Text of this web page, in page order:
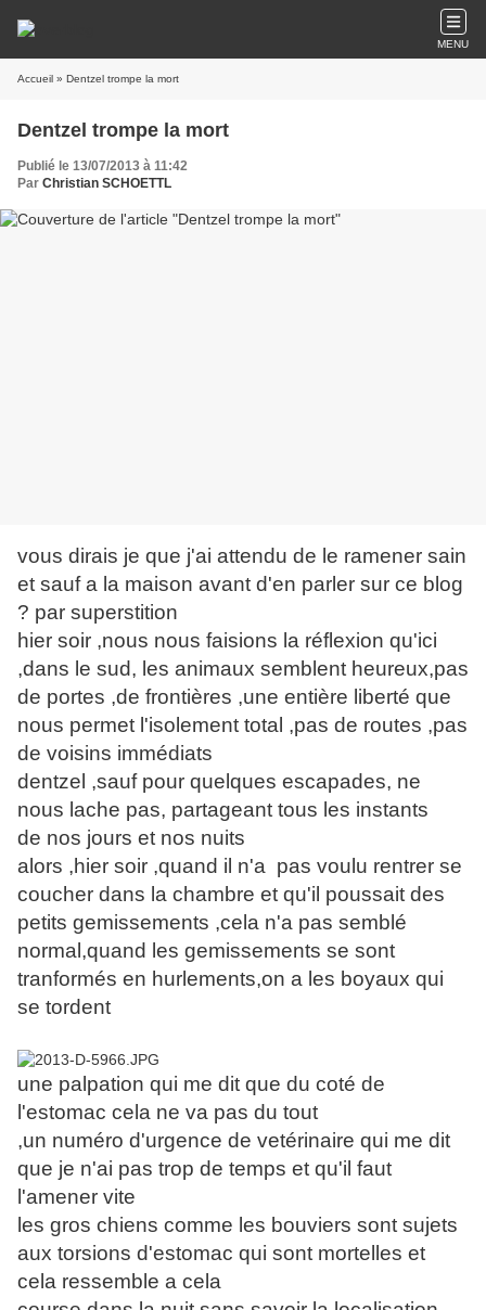
MENU
Accueil » Dentzel trompe la mort
Dentzel trompe la mort
Publié le 13/07/2013 à 11:42
Par Christian SCHOETTL
vous dirais je que j'ai attendu de le ramener sain
et sauf a la maison avant d'en parler sur ce blog
? par superstition
hier soir ,nous nous faisions la réflexion qu'ici
,dans le sud, les animaux semblent heureux,pas
de portes ,de frontières ,une entière liberté que
nous permet l'isolement total ,pas de routes ,pas
de voisins immédiats
dentzel ,sauf pour quelques escapades, ne
nous lache pas, partageant tous les instants
de nos jours et nos nuits
alors ,hier soir ,quand il n'a pas voulu rentrer se
coucher dans la chambre et qu'il poussait des
petits gemissements ,cela n'a pas semblé
normal,quand les gemissements se sont
tranformés en hurlements,on a les boyaux qui
se tordent
une palpation qui me dit que du coté de
l'estomac cela ne va pas du tout
,un numéro d'urgence de vetérinaire qui me dit
que je n'ai pas trop de temps et qu'il faut
l'amener vite
les gros chiens comme les bouviers sont sujets
aux torsions d'estomac qui sont mortelles et
cela ressemble a cela